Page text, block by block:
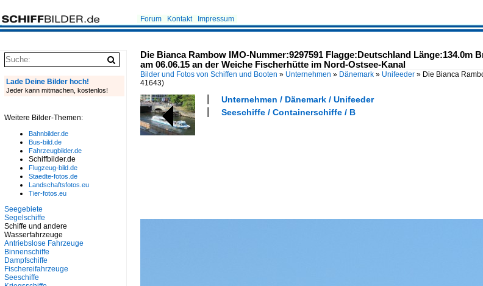
Forum Kontakt Impressum
Die Bianca Rambow IMO-Nummer:9297591 Flagge:Deutschland
am 06.06.15 an der Weiche Fischerhütte im Nord-Ostsee-Kanal
Bilder und Fotos von Schiffen und Booten » Unternehmen » Dänemark » Unifeeder » Die Bianca
41643)
Unternehmen / Dänemark / Unifeeder
Seeschiffe / Containerschiffe / B
Lade Deine Bilder hoch!
Jeder kann mitmachen, kostenlos!
Weitere Bilder-Themen:
Bahnbilder.de
Bus-bild.de
Fahrzeugbilder.de
Schiffbilder.de
Flugzeug-bild.de
Staedte-fotos.de
Landschaftsfotos.eu
Tier-fotos.eu
Seegebiete
Segelschiffe
Schiffe und andere
Wasserfahrzeuge
Antriebslose Fahrzeuge
Binnenschiffe
Dampfschiffe
Fischereifahrzeuge
Seeschiffe